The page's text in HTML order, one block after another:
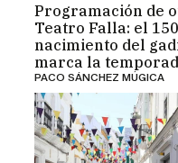
Programación de
Teatro Falla: el
nacimiento del
marca la
PACO SÁNCHEZ MÚGICA